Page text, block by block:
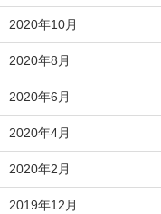
2020年10月
2020年8月
2020年6月
2020年4月
2020年2月
2019年12月